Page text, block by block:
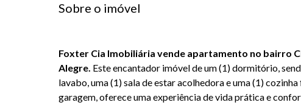
Sobre o imóvel
Foxter Cia Imobiliária vende apartamento no bairro
Alegre. Este encantador imóvel de um (1) dormitório,
lavabo, uma (1) sala de estar acolhedora e uma (1)
garagem, oferece uma experiência de vida prática e